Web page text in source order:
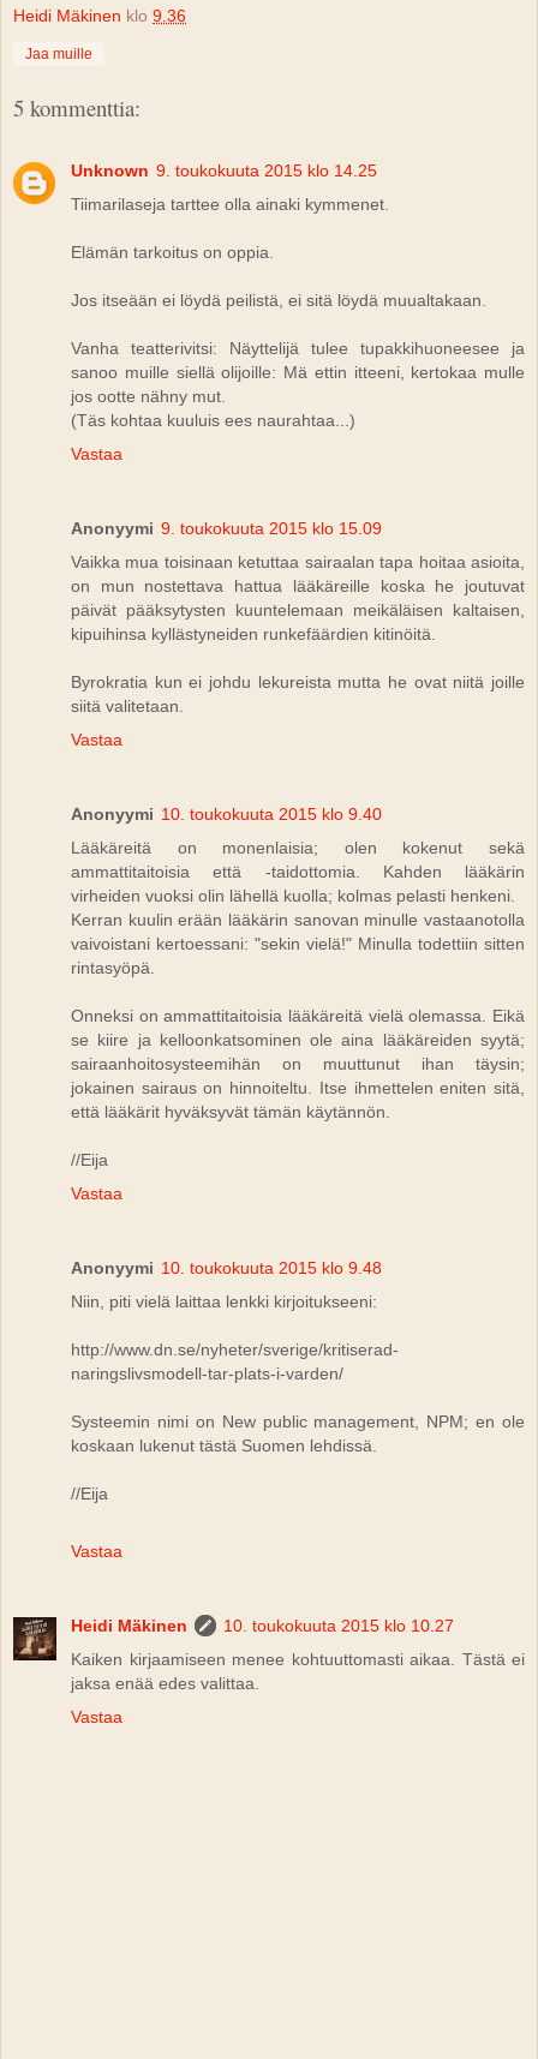
Heidi Mäkinen klo 9.36
Jaa muille
5 kommenttia:
Unknown 9. toukokuuta 2015 klo 14.25
Tiimarilaseja tarttee olla ainaki kymmenet.
Elämän tarkoitus on oppia.
Jos itseään ei löydä peilistä, ei sitä löydä muualtakaan.
Vanha teatterivitsi: Näyttelijä tulee tupakkihuoneesee ja
sanoo muille siellä olijoille: Mä ettin itteeni, kertokaa mulle
jos ootte nähny mut.
(Täs kohtaa kuuluis ees naurahtaa...)
Vastaa
Anonyymi 9. toukokuuta 2015 klo 15.09
Vaikka mua toisinaan ketuttaa sairaalan tapa hoitaa asioita,
on mun nostettava hattua lääkäreille koska he joutuvat
päivät pääksytysten kuuntelemaan meikäläisen kaltaisen,
kipuihinsa kyllästyneiden runkefäärdien kitinöitä.
Byrokratia kun ei johdu lekureista mutta he ovat niitä joille
siitä valitetaan.
Vastaa
Anonyymi 10. toukokuuta 2015 klo 9.40
Lääkäreitä on monenlaisia; olen kokenut sekä
ammattitaitoisia että -taidottomia. Kahden lääkärin
virheiden vuoksi olin lähellä kuolla; kolmas pelasti henkeni.
Kerran kuulin erään lääkärin sanovan minulle vastaanotolla
vaivoistani kertoessani: "sekin vielä!" Minulla todettiin sitten
rintasyöpä.
Onneksi on ammattitaitoisia lääkäreitä vielä olemassa. Eikä
se kiire ja kelloonkatsominen ole aina lääkäreiden syytä;
sairaanhoitosysteemihän on muuttunut ihan täysin;
jokainen sairaus on hinnoiteltu. Itse ihmettelen eniten sitä,
että lääkärit hyväksyvät tämän käytännön.
//Eija
Vastaa
Anonyymi 10. toukokuuta 2015 klo 9.48
Niin, piti vielä laittaa lenkki kirjoitukseeni:
http://www.dn.se/nyheter/sverige/kritiserad-
naringslivsmodell-tar-plats-i-varden/
Systeemin nimi on New public management, NPM; en ole
koskaan lukenut tästä Suomen lehdissä.
//Eija
Vastaa
Heidi Mäkinen
10. toukokuuta 2015 klo 10.27
Kaiken kirjaamiseen menee kohtuuttomasti aikaa. Tästä ei
jaksa enää edes valittaa.
Vastaa